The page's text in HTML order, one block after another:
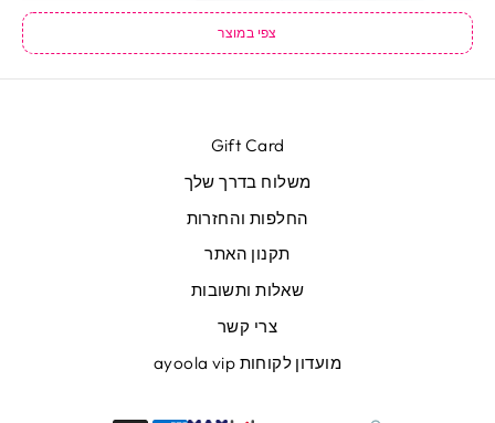
צפי במוצר
Gift Card
משלוח בדרך שלך
החלפות והחזרות
תקנון האתר
שאלות ותשובות
צרי קשר
מועדון לקוחות ayoola vip